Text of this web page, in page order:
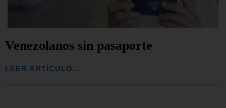
Venezolanos sin pasaporte
LEER ARTÍCULO...